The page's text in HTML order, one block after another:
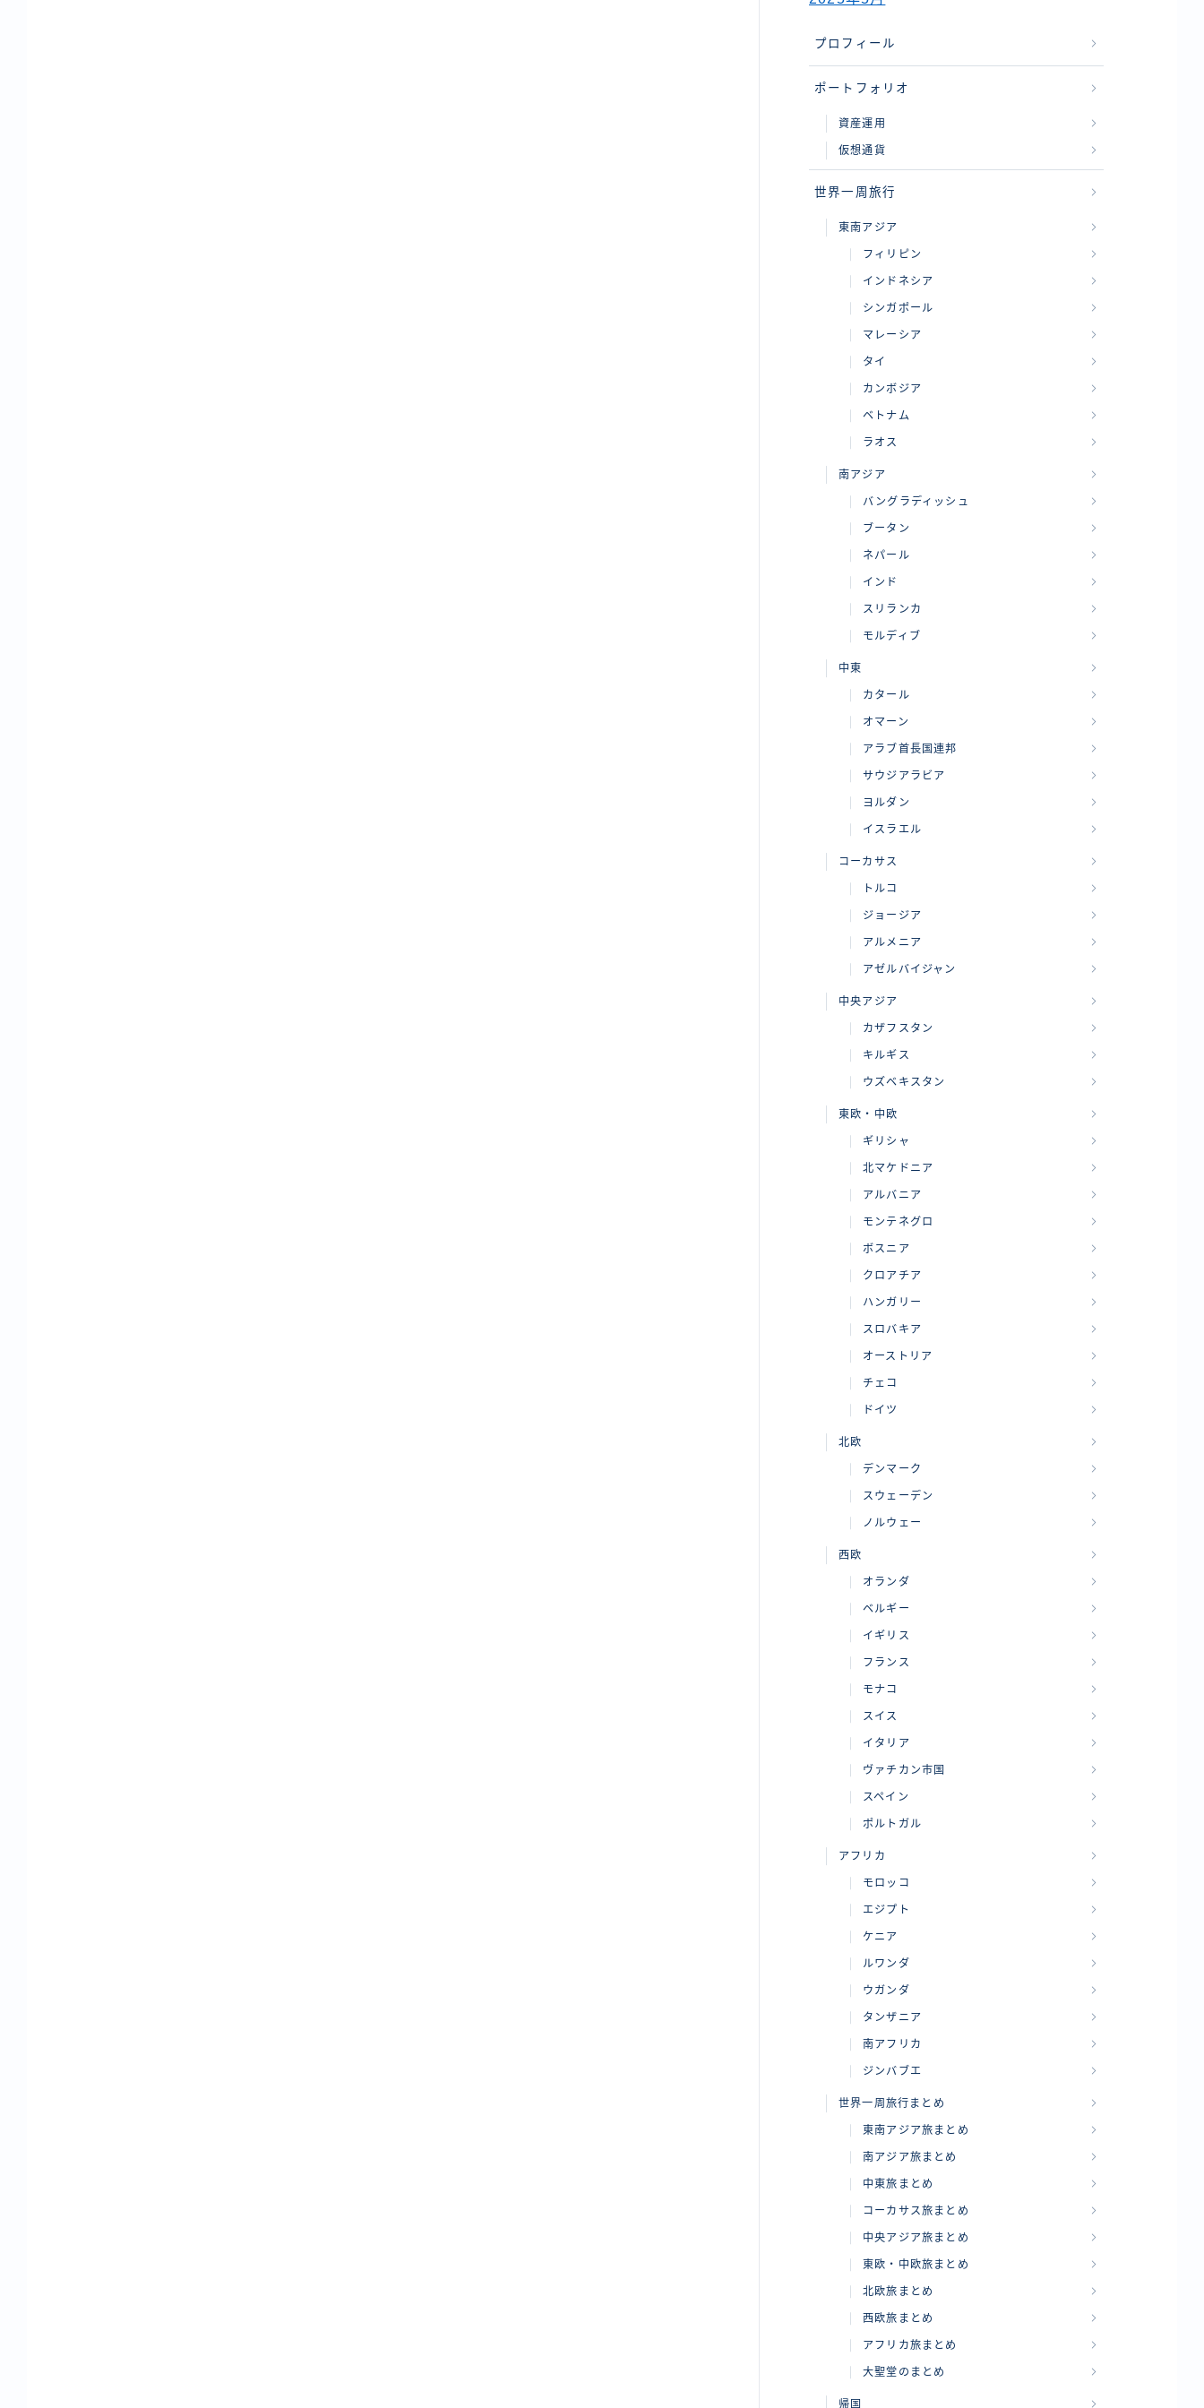
プロフィール
ポートフォリオ
資産運用
仮想通貨
世界一周旅行
東南アジア
フィリピン
インドネシア
シンガポール
マレーシア
タイ
カンボジア
ベトナム
ラオス
南アジア
バングラディッシュ
ブータン
ネパール
インド
スリランカ
モルディブ
中東
カタール
オマーン
アラブ首長国連邦
サウジアラビア
ヨルダン
イスラエル
コーカサス
トルコ
ジョージア
アルメニア
アゼルバイジャン
中央アジア
カザフスタン
キルギス
ウズベキスタン
東欧・中欧
ギリシャ
北マケドニア
アルバニア
モンテネグロ
ボスニア
クロアチア
ハンガリー
スロバキア
オーストリア
チェコ
ドイツ
北欧
デンマーク
スウェーデン
ノルウェー
西欧
オランダ
ベルギー
イギリス
フランス
モナコ
スイス
イタリア
ヴァチカン市国
スペイン
ポルトガル
アフリカ
モロッコ
エジプト
ケニア
ルワンダ
ウガンダ
タンザニア
南アフリカ
ジンバブエ
世界一周旅行まとめ
東南アジア旅まとめ
南アジア旅まとめ
中東旅まとめ
コーカサス旅まとめ
中央アジア旅まとめ
東欧・中欧旅まとめ
北欧旅まとめ
西欧旅まとめ
アフリカ旅まとめ
大聖堂のまとめ
帰国